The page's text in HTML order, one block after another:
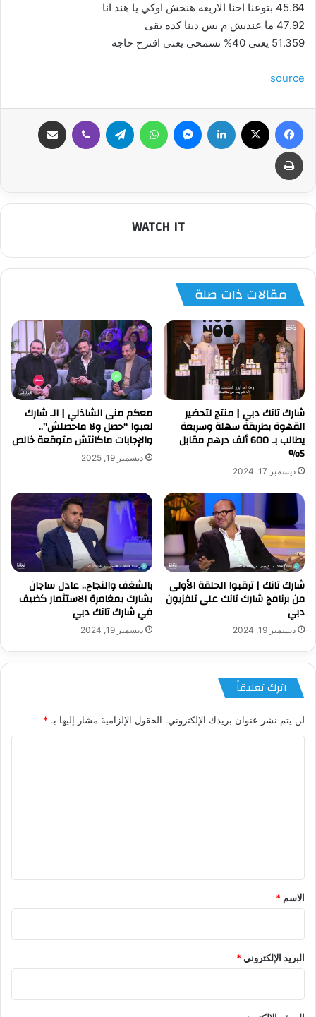
45.64 بتوعنا احنا الاربعه هنخش اوكي يا هند انا
47.92 ما عنديش م بس دينا كده بقى
51.359 يعني 40% تسمحي يعني اقترح حاجه
source
فيسبوك لينكدإن ماسنجر واتساب تيلقرام ڤايبر
طباعة
WATCH IT
مقالات ذات صلة
شارك تانك دبي | منتج لتحضير
القهوة بطريقة سهلة وسريعة
يطالب بـ 600 ألف درهم مقابل
5%
ديسمبر 17, 2024
معكم منى الشاذلي | الـ شارك
لعبوا “حصل ولا ماحصلش”..
والإجابات ماكانتش متوقعة خالص
ديسمبر 19, 2025
شارك تانك | ترقبوا الحلقة الأولى
من برنامج شارك تانك على تلفزيون
دبي
ديسمبر 19, 2024
بالشغف والنجاح.. عادل ساجان
يشارك بمغامرة الاستثمار كضيف
في شارك تانك دبي
ديسمبر 19, 2024
اترك تعليقاً
لن يتم نشر عنوان بريدك الإلكتروني. الحقول الإلزامية مشار إليها بـ *
*
الاسم *
البريد الإلكتروني*